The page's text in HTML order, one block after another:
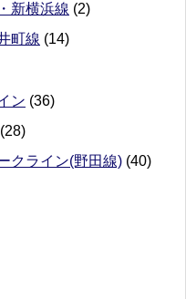
新横浜線 (2)
町線 (14)
ン (36)
(28)
クライン(野田線) (40)